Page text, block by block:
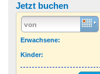
Last Minute
Anderes Land
Jetzt buchen
Erwachsene:
Kinder: